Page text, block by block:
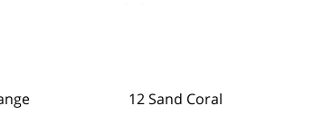
12 Sand Coral